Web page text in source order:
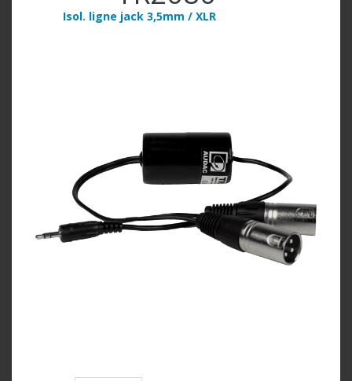
Isol. ligne jack 3,5mm / XLR